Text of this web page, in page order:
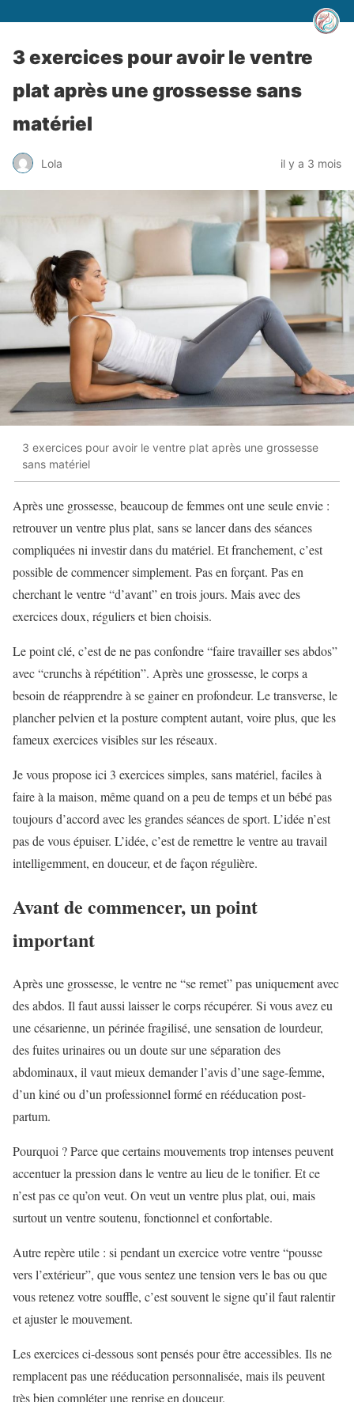
3 exercices pour avoir le ventre
plat après une grossesse sans
matériel
Lola il y a 3 mois
3 exercices pour avoir le ventre plat après une grossesse
sans matériel
Après une grossesse, beaucoup de femmes ont une seule envie :
retrouver un ventre plus plat, sans se lancer dans des séances
compliquées ni investir dans du matériel. Et franchement, c’est
possible de commencer simplement. Pas en forçant. Pas en
cherchant le ventre “d’avant” en trois jours. Mais avec des
exercices doux, réguliers et bien choisis.
Le point clé, c’est de ne pas confondre “faire travailler ses abdos”
avec “crunchs à répétition”. Après une grossesse, le corps a
besoin de réapprendre à se gainer en profondeur. Le transverse, le
plancher pelvien et la posture comptent autant, voire plus, que les
fameux exercices visibles sur les réseaux.
Je vous propose ici 3 exercices simples, sans matériel, faciles à
faire à la maison, même quand on a peu de temps et un bébé pas
toujours d’accord avec les grandes séances de sport. L’idée n’est
pas de vous épuiser. L’idée, c’est de remettre le ventre au travail
intelligemment, en douceur, et de façon régulière.
Avant de commencer, un point
important
Après une grossesse, le ventre ne “se remet” pas uniquement avec
des abdos. Il faut aussi laisser le corps récupérer. Si vous avez eu
une césarienne, un périnée fragilisé, une sensation de lourdeur,
des fuites urinaires ou un doute sur une séparation des
abdominaux, il vaut mieux demander l’avis d’une sage-femme,
d’un kiné ou d’un professionnel formé en rééducation post-
partum.
Pourquoi ? Parce que certains mouvements trop intenses peuvent
accentuer la pression dans le ventre au lieu de le tonifier. Et ce
n’est pas ce qu’on veut. On veut un ventre plus plat, oui, mais
surtout un ventre soutenu, fonctionnel et confortable.
Autre repère utile : si pendant un exercice votre ventre “pousse
vers l’extérieur”, que vous sentez une tension vers le bas ou que
vous retenez votre souffle, c’est souvent le signe qu’il faut ralentir
et ajuster le mouvement.
Les exercices ci-dessous sont pensés pour être accessibles. Ils ne
remplacent pas une rééducation personnalisée, mais ils peuvent
très bien compléter une reprise en douceur.